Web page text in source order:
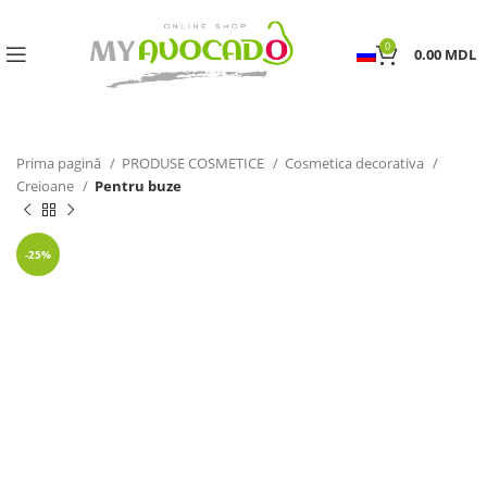
0 0.00 MDL
Prima pagină PRODUSE COSMETICE
Cosmetica decorativa
Creioane
Pentru buze
-25%